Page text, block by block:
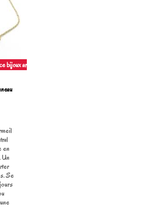
artisanl à la main.
en
Se